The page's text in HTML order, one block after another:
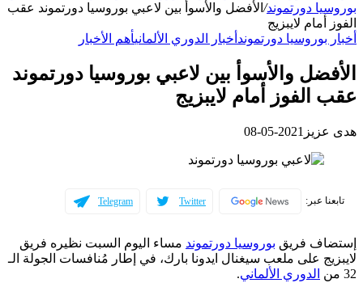
بوروسيا دورتموند/ الأفضل والأسوأ بين لاعبي بوروسيا دورتموند عقب
الفوز أمام لايبزيج
أخبار بوروسيا دورتموند أخبار الدوري الألمانيأهم الأخبار
الأفضل والأسوأ بين لاعبي بوروسيا دورتموند
عقب الفوز أمام لايبزيج
هدى عزيز 2021-05-08
تابعنا عبر: Twitter
Telegram
إستضاف فريق بوروسيا دورتموند مساء اليوم السبت نظيره فريق
لايبزيج على ملعب سيغنال ايدونا بارك، في إطار مُنافسات الجولة الـ
32 من
الدوري الألماني.